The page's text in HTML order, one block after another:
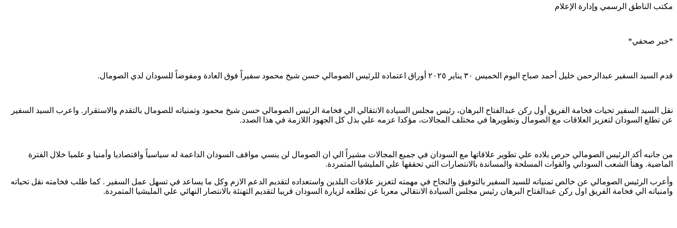
مكتب الناطق الرسمي وإدارة الإعلام
*خبر صحفي*
قدم السيد السفير عبدالرحمن خليل أحمد صباح اليوم الخميس ٣٠ يناير ٢٠٢٥ أوراق اعتماده للرئيس الصومالي حسن شيخ محمود سفيراً فوق العادة ومفوضاً للسودان لدي الصومال.
نقل السيد السفير تحيات فخامة الفريق أول ركن عبدالفتاح البرهان، رئيس مجلس السيادة الانتقالي الي فخامة الرئيس الصومالي حسن شيخ محمود وتمنياته للصومال بالتقدم والاستقرار. واعرب السيد السفير
عن تطلع السودان لتعزيز العلاقات مع الصومال وتطويرها في مختلف المجالات، مؤكدا عزمه علي بذل كل الجهود اللازمة في هذا الصدد.
من جانبه أكد الرئيس الصومالي حرص بلاده علي تطوير علاقاتها مع السودان في جميع المجالات مشيراً الي ان الصومال لن ينسي مواقف السودان الداعمة له سياسياً واقتصاديا وأمنيا و علميا خلال الفترة
الماضية. وهنأ الشعب السوداني والقوات المسلحة والمساندة بالانتصارات التي تحققها علي المليشيا المتمردة.
وأعرب الرئيس الصومالي عن خالص تمنياته للسيد السفير بالتوفيق والنجاح في مهمته لتعزيز علاقات البلدين واستعداده لتقديم الدعم الازم وكل ما يساعد في تسهل عمل السفير . كما طلب فخامته نقل تحياته
وامنياته الي فخامة الفريق اول ركن عبدالفتاح البرهان رئيس مجلس السيادة الانتقالي معربا عن تطلعه لزيارة السودان قريبا لتقديم التهنئة بالانتصار النهائي علي المليشيا المتمردة.